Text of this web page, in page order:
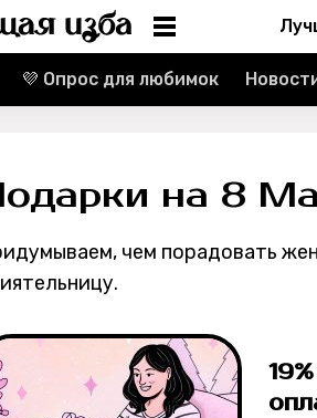
💜 Опрос для любимок
на 8
чем порадовать